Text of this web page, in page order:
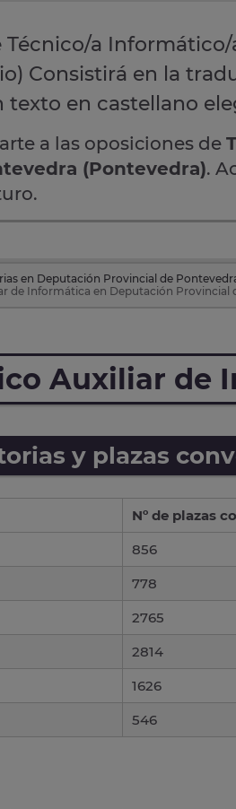
Técnico/a
Consistirá en la
texto en castellano
a las oposiciones de
(Pontevedra).
en Deputación Provincial de
de Informática en Deputación
Auxiliar de
y plazas
Nº de plazas
856
778
2765
2814
1626
546